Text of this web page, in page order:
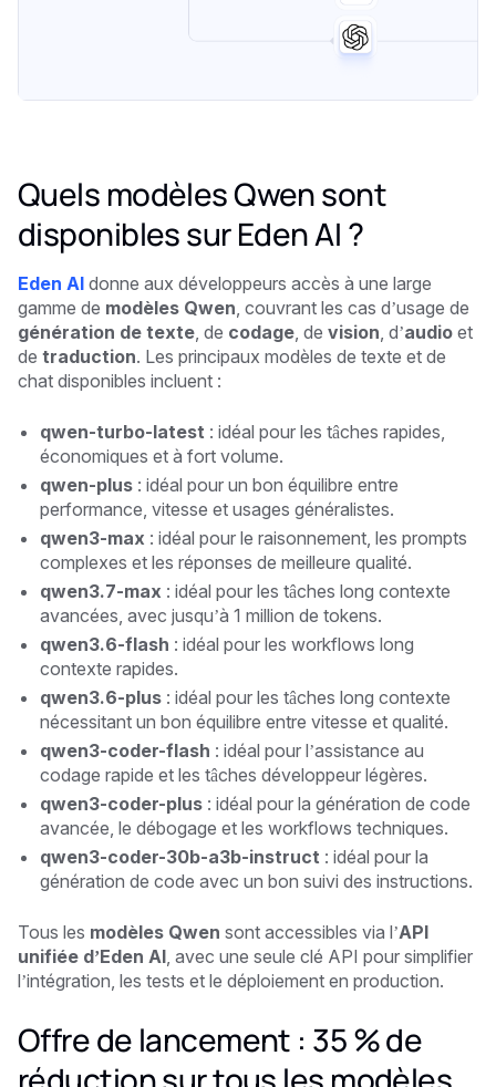
Quels modèles Qwen sont
disponibles sur Eden AI ?
Eden AI donne aux développeurs accès à une large
gamme de modèles Qwen , couvrant les cas d’usage de
génération de texte , de codage , de vision , d’audio et
de traduction. Les principaux modèles de texte et de
chat disponibles incluent :
qwen-turbo-latest : idéal pour les tâches rapides,
économiques et à fort volume.
qwen-plus : idéal pour un bon équilibre entre
performance, vitesse et usages généralistes.
qwen3-max : idéal pour le raisonnement, les prompts
complexes et les réponses de meilleure qualité.
qwen3.7-max : idéal pour les tâches long contexte
avancées, avec jusqu’à 1 million de tokens.
qwen3.6-flash : idéal pour les workflows long
contexte rapides.
qwen3.6-plus : idéal pour les tâches long contexte
nécessitant un bon équilibre entre vitesse et qualité.
qwen3-coder-flash : idéal pour l’assistance au
codage rapide et les tâches développeur légères.
qwen3-coder-plus : idéal pour la génération de code
avancée, le débogage et les workflows techniques.
qwen3-coder-30b-a3b-instruct : idéal pour la
génération de code avec un bon suivi des instructions.
Tous les modèles Qwen sont accessibles via l’API
unifiée d’Eden AI , avec une seule clé API pour simplifier
l’intégration, les tests et le déploiement en production.
Offre de lancement : 35 % de